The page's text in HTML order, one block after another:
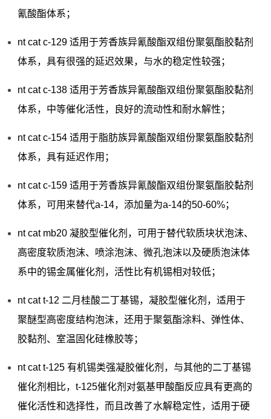
氰酸酯体系；
nt cat c-129 适用于芳香族异氰酸酯双组份聚氨酯胶黏剂
体系，具有很强的延迟效果，与水的稳定性较强；
nt cat c-138 适用于芳香族异氰酸酯双组份聚氨酯胶黏剂
体系，中等催化活性，良好的流动性和耐水解性；
nt cat c-154 适用于脂肪族异氰酸酯双组份聚氨酯胶黏剂
体系，具有延迟作用；
nt cat c-159 适用于芳香族异氰酸酯双组份聚氨酯胶黏剂
体系，可用来替代a-14，添加量为a-14的50-60%；
nt cat mb20 凝胶型催化剂，可用于替代软质块状泡沫、
高密度软质泡沫、喷涂泡沫、微孔泡沫以及硬质泡沫体
系中的锡金属催化剂，活性比有机锡相对较低；
nt cat t-12 二月桂酸二丁基锡，凝胶型催化剂，适用于
聚醚型高密度结构泡沫，还用于聚氨酯涂料、弹性体、
胶黏剂、室温固化硅橡胶等；
nt cat t-125 有机锡类强凝胶催化剂，与其他的二丁基锡
催化剂相比，t-125催化剂对氨基甲酸酯反应具有更高的
催化活性和选择性，而且改善了水解稳定性，适用于硬